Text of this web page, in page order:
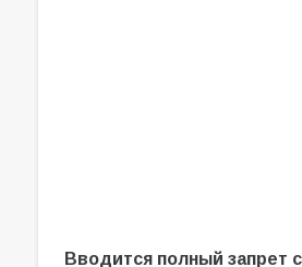
Вводится полный запрет